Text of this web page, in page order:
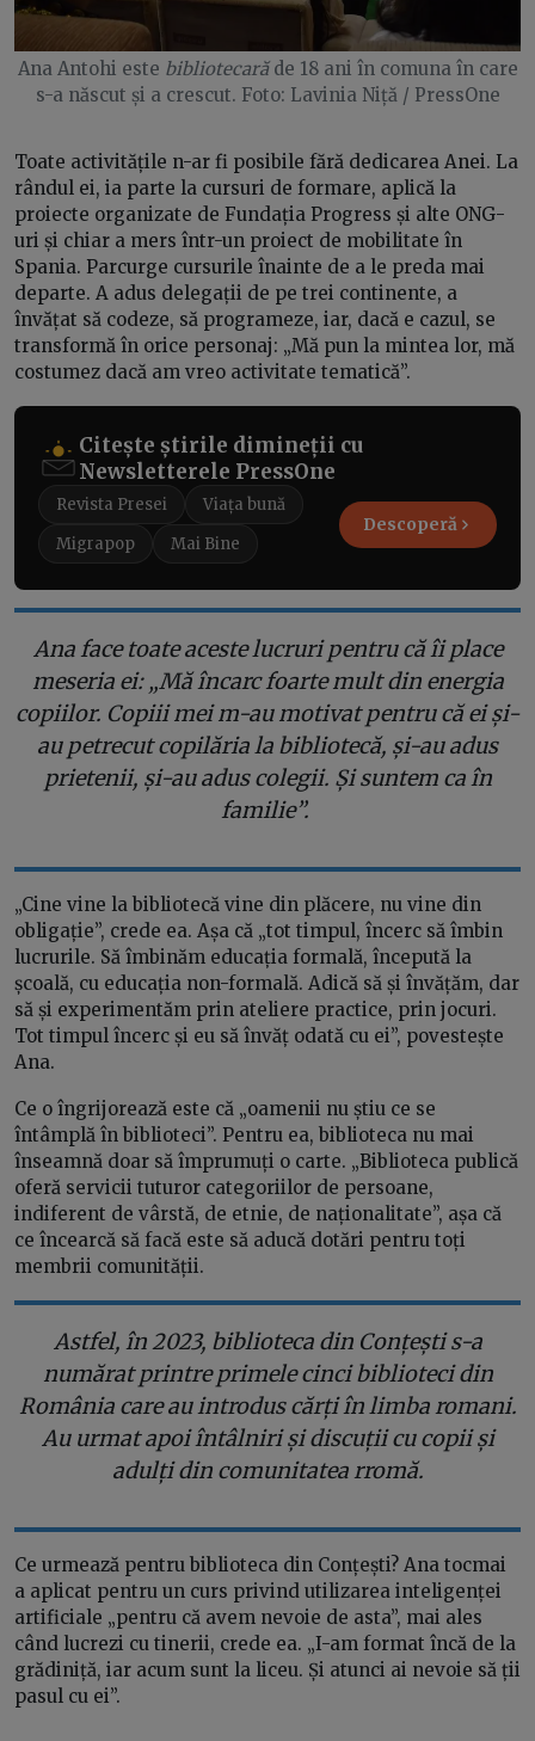
Ana Antohi este bibliotecarăde 18 ani în comuna în care
s-a născut și a crescut. Foto: Lavinia Niță / PressOne
Toate activitățile n-ar fi posibile fără dedicarea Anei. La
rândul ei, ia parte la cursuri de formare, aplică la
proiecte organizate de Fundația Progress și alte ONG-
uri și chiar a mers într-un proiect de mobilitate în
Spania. Parcurge cursurile înainte de a le preda mai
departe. A adus delegații de pe trei continente, a
învățat să codeze, să programeze, iar, dacă e cazul, se
transformă în orice personaj: „Mă pun la mintea lor, mă
costumez dacă am vreo activitate tematică”.
Citește știrile dimineții cu
Newsletterele PressOne
Revista Presei
Viața bună
Migrapop
Mai Bine
Descoperă
Ana face toate aceste lucruri pentru că îi place
meseria ei: „Mă încarc foarte mult din energia
copiilor. Copiii mei m-au motivat pentru că ei și-
au petrecut copilăria la bibliotecă, și-au adus
prietenii, și-au adus colegii. Și suntem ca în
familie”.
„Cine vine la bibliotecă vine din plăcere, nu vine din
obligație”, crede ea. Așa că „tot timpul, încerc să îmbin
lucrurile. Să îmbinăm educația formală, începută la
școală, cu educația non-formală. Adică să și învățăm, dar
să și experimentăm prin ateliere practice, prin jocuri.
Tot timpul încerc și eu să învăț odată cu ei”, povestește
Ana.
Ce o îngrijorează este că „oamenii nu știu ce se
întâmplă în biblioteci”. Pentru ea, biblioteca nu mai
înseamnă doar să împrumuți o carte. „Biblioteca publică
oferă servicii tuturor categoriilor de persoane,
indiferent de vârstă, de etnie, de naționalitate”, așa că
ce încearcă să facă este să aducă dotări pentru toți
membrii comunității.
Astfel, în 2023, biblioteca din Conțești s-a
numărat printre primele cinci biblioteci din
România care au introdus cărți în limba romani.
Au urmat apoi întâlniri și discuții cu copii și
adulți din comunitatea rromă.
Ce urmează pentru biblioteca din Conțești? Ana tocmai
a aplicat pentru un curs privind utilizarea inteligenței
artificiale „pentru că avem nevoie de asta”, mai ales
când lucrezi cu tinerii, crede ea. „I-am format încă de la
grădiniță, iar acum sunt la liceu. Și atunci ai nevoie să ții
pasul cu ei”.